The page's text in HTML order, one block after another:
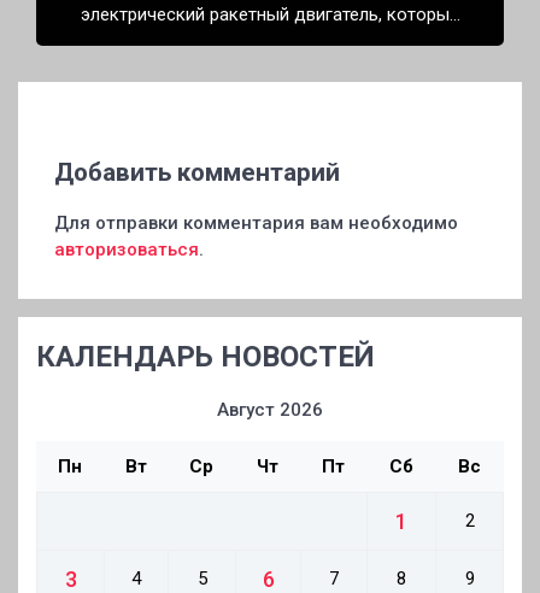
электрический ракетный двигатель, который
будет использоваться на лунной орбитальной
Добавить комментарий
Для отправки комментария вам необходимо
авторизоваться.
КАЛЕНДАРЬ НОВОСТЕЙ
Август 2026
Пн Вт Ср Чт Пт Сб Вс
1 2
3 4 5 6 7 8 9